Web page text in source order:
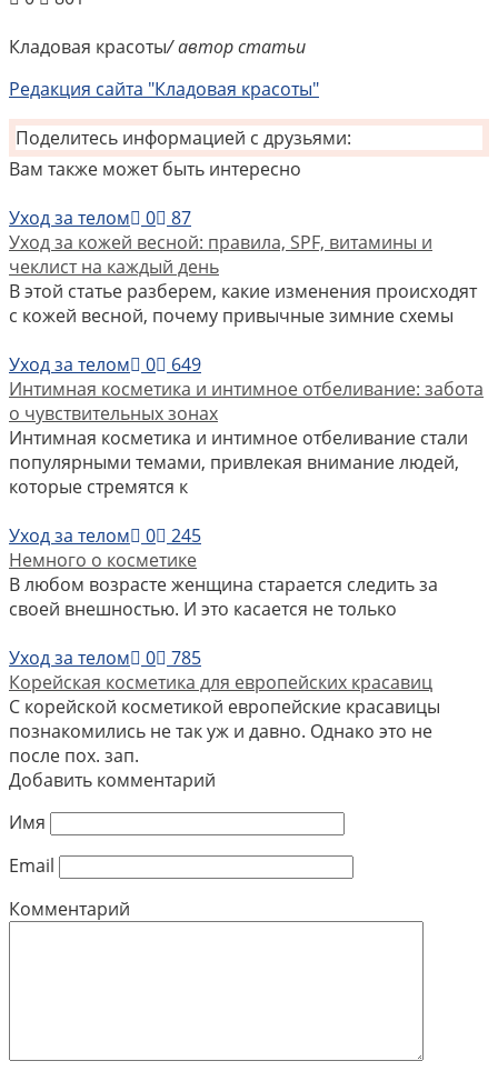
Кладовая красоты/ автор статьи
Редакция сайта "Кладовая красоты"
Поделитесь информацией с друзьями:
Вам также может быть интересно
Уход за телом
0
87
Уход за кожей весной: правила, SPF, витамины и
чеклист на каждый день
В этой статье разберем, какие изменения происходят
с кожей весной, почему привычные зимние схемы
Уход за телом
0
649
Интимная косметика и интимное отбеливание: забота
о чувствительных зонах
Интимная косметика и интимное отбеливание стали
популярными темами, привлекая внимание людей,
которые стремятся к
Уход за телом
0
245
Немного о косметике
В любом возрасте женщина старается следить за
своей внешностью. И это касается не только
Уход за телом
0
785
Корейская косметика для европейских красавиц
С корейской косметикой европейские красавицы
познакомились не так уж и давно. Однако это не
после пох. зап.
Добавить комментарий
Имя
Email
Комментарий